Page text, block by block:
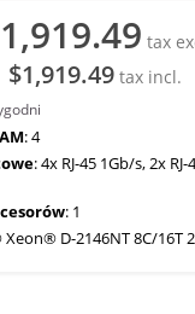
tax
$1,919.49 tax incl.
: 4
: 4x RJ-45 1Gb/s, 2x
: 1
D-2146NT 8C/16T